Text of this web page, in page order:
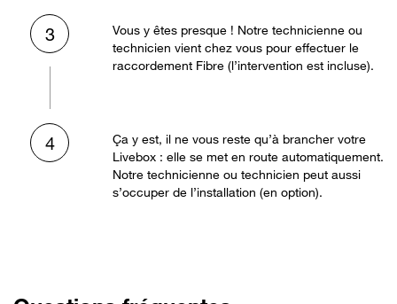
3
Vous y êtes presque ! Notre technicienne ou
technicien vient chez vous pour effectuer le
raccordement Fibre (l’intervention est incluse).
4
Ça y est, il ne vous reste qu’à brancher votre
Livebox : elle se met en route automatiquement.
Notre technicienne ou technicien peut aussi
s’occuper de l’installation (en option).